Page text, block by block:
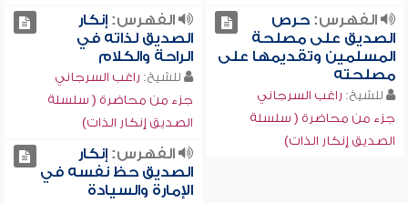
الفهرس:حرص
الصديق على مصلحة
المسلمين وتقديمها على
مصلحته
للشيخ: راغب السرجاني
جزء من محاضرة ( سلسلة
الصديق إنكار الذات)
الفهرس:إنكار
الصديق لذاته في
الراحة والكلام
للشيخ: راغب السرجاني
جزء من محاضرة ( سلسلة
الصديق إنكار الذات)
الفهرس:إنكار
الصديق حظ نفسه في
الإمارة والسيادة